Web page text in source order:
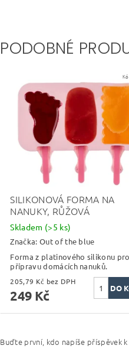
PODOBNÉ
SILIKONOVÁ FORMA NA
NANUKY, RŮŽOVÁ
Skladem (>5 ks)
Značka: Out of the blue
Forma z platinového silikonu pro
přípravu domácích nanuků.
205,79 Kč bez DPH
249 Kč
Buďte první, kdo napíše příspěvek